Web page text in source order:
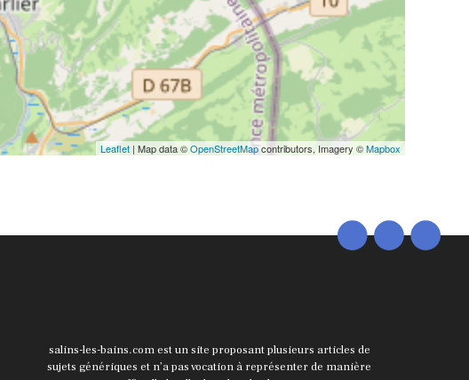
Leaflet | Map data ©OpenStreetMapcontributors, Imagery ©Mapbox
salins-les-bains.com est un site proposant plusieurs articles de
sujets génériques et n’a pas vocation à représenter de manière